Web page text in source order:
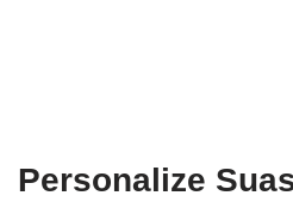
Personalize